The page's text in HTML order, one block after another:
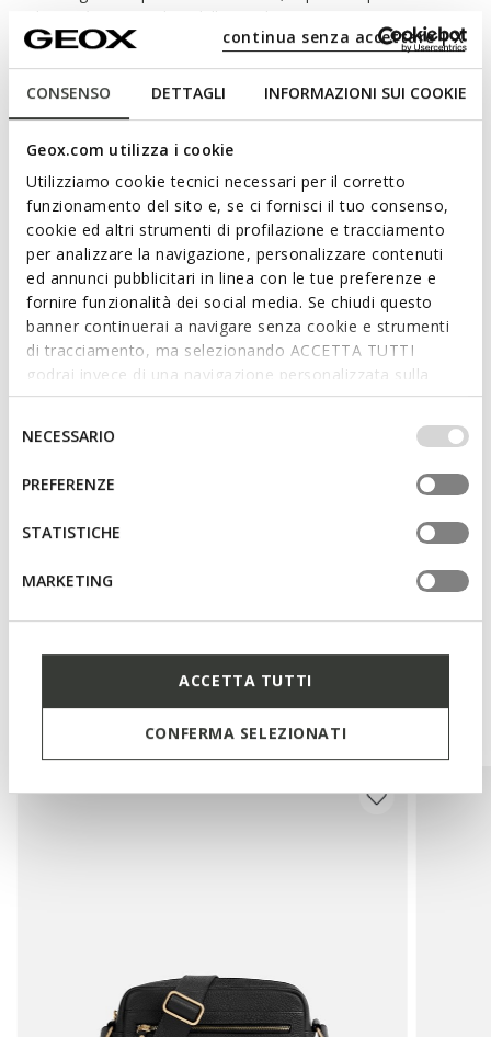
CONSENSO DETTAGLI INFORMAZIONI SUI COOKIE
Geox.com utilizza i cookie
Utilizziamo cookie tecnici necessari per il corretto
funzionamento del sito e, se ci fornisci il tuo consenso,
cookie ed altri strumenti di profilazione e tracciamento
per analizzare la navigazione, personalizzare contenuti
ed annunci pubblicitari in linea con le tue preferenze e
fornire funzionalità dei social media. Se chiudi questo
banner continuerai a navigare senza cookie e strumenti
di tracciamento, ma selezionando ACCETTA TUTTI
godrai invece di una navigazione personalizzata sulla
base dei tuoi gusti ed interessi. Selezionando
IMPOSTAZIONI potrai anche scegliere quali cookies ed
altri strumenti di tracciamento autorizzare. Per maggiori
informazioni o per modificare in qualsiasi momento le
tue impostazioni, visita la nostra
del
consenso
NECESSARIO
PREFERENZE
STATISTICHE
MARKETING
ACCETTA TUTTI
CONFERMA SELEZIONATI
continua senza accettare | X
Clarissy è una mini-bag dall'appeal contemporaneo e
versatile. Le dimensioni contenute e una costruzione
morbidissima, in pelle bottalata nera, la rendono un
accessorio indispensabile nel guardaroba di ogni donna per
risolvere con disinvoltura anche i look day-to-night.
Leggi di più
Caratteristiche
Dimensioni: H: 19 cm, L: 22 cm, W: 7 cm
Dettagli esterni: portachiavi removibile, tracolla
removibile
Dettagli interni: 2 tasche interne
Tracolla regolabile
Indosso a spalla
Chiusura con zip
Potrebbe piacerti anche